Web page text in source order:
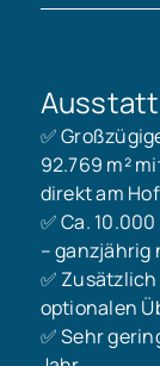
✅
92.769 m²
direkt am Hof
✅ Ca.
– ganzjährig
✅
optionalen
✅ Sehr